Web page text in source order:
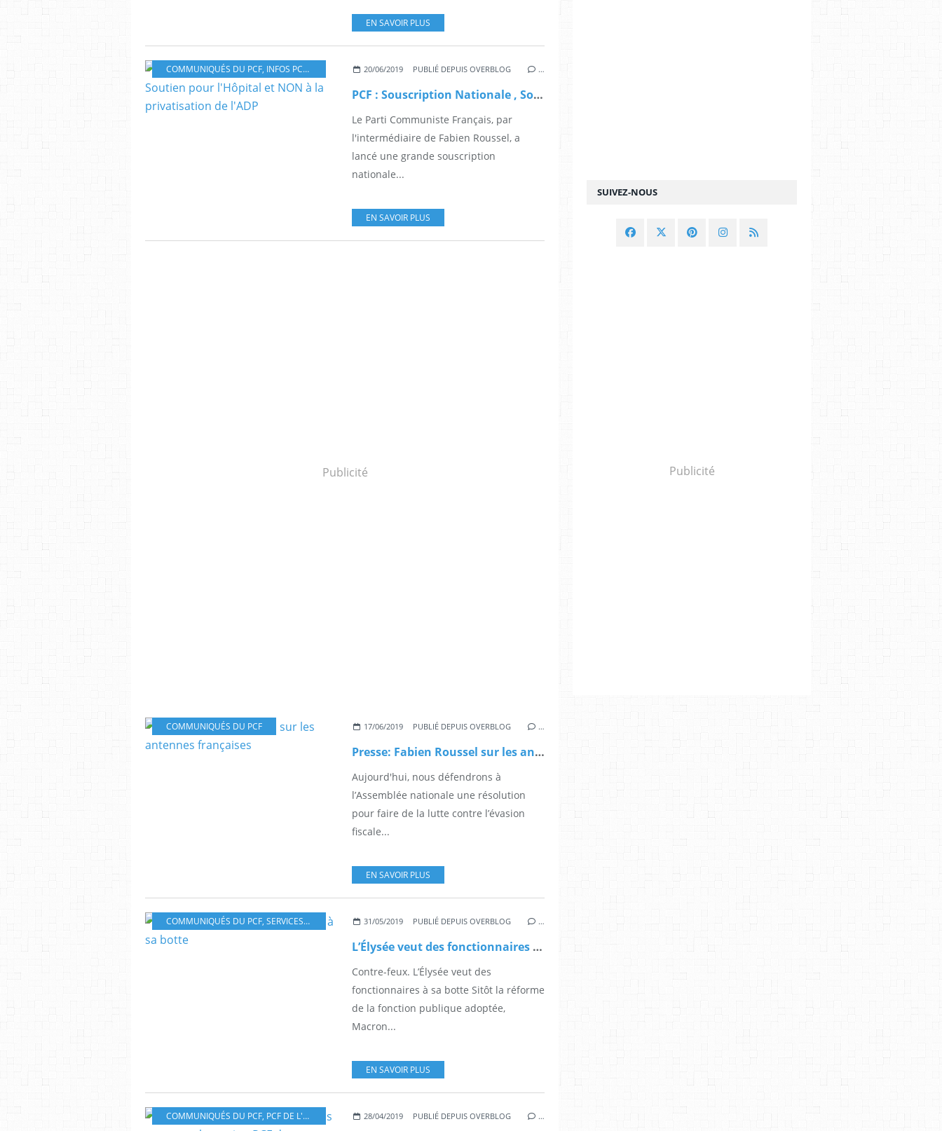
EN SAVOIR PLUS
COMMUNIQUÉS DU PCF, INFOS PCF , 20/06/2019 PUBLIÉ DEPUIS OVERBLOG …
PCF : Souscription Nationale , Soutien pour l'Hôpital et NON à la privatisation de l'ADP
Le Parti Communiste Français, par
l'intermédiaire de Fabien Roussel, a
lancé une grande souscription
nationale...
EN SAVOIR PLUS
Publicité
COMMUNIQUÉS DU PCF 17/06/2019 PUBLIÉ DEPUIS OVERBLOG …
Presse: Fabien Roussel sur les antennes françaises
Aujourd'hui, nous défendrons à
l’Assemblée nationale une résolution
pour faire de la lutte contre l’évasion
fiscale...
EN SAVOIR PLUS
COMMUNIQUÉS DU PCF, SERVICES PUBLICS 31/05/2019 PUBLIÉ DEPUIS OVERBLOG …
L’Élysée veut des fonctionnaires à sa botte
Contre-feux. L’Élysée veut des
fonctionnaires à sa botte Sitôt la réforme
de la fonction publique adoptée,
Macron...
EN SAVOIR PLUS
COMMUNIQUÉS DU PCF, PCF DE L'ARRAGEOIS 28/04/2019 PUBLIÉ DEPUIS OVERBLOG …
SUIVEZ-NOUS
Publicité